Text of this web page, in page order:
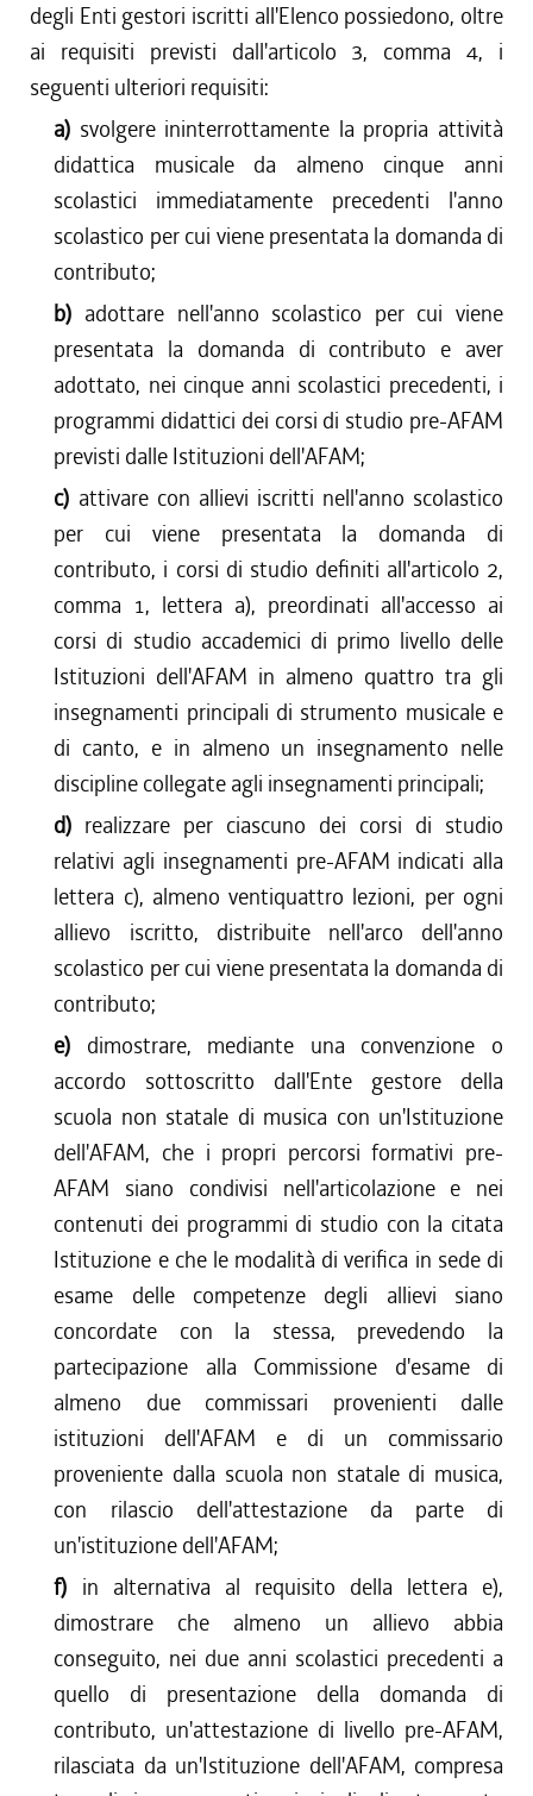
degli Enti gestori iscritti all'Elenco possiedono, oltre
ai requisiti previsti dall'articolo 3, comma 4, i
seguenti ulteriori requisiti:
a) svolgere ininterrottamente la propria attività
didattica musicale da almeno cinque anni
scolastici immediatamente precedenti l'anno
scolastico per cui viene presentata la domanda di
contributo;
b) adottare nell'anno scolastico per cui viene
presentata la domanda di contributo e aver
adottato, nei cinque anni scolastici precedenti, i
programmi didattici dei corsi di studio pre-AFAM
previsti dalle Istituzioni dell'AFAM;
c) attivare con allievi iscritti nell'anno scolastico
per cui viene presentata la domanda di
contributo, i corsi di studio definiti all'articolo 2,
comma 1, lettera a), preordinati all'accesso ai
corsi di studio accademici di primo livello delle
Istituzioni dell'AFAM in almeno quattro tra gli
insegnamenti principali di strumento musicale e
di canto, e in almeno un insegnamento nelle
discipline collegate agli insegnamenti principali;
d) realizzare per ciascuno dei corsi di studio
relativi agli insegnamenti pre-AFAM indicati alla
lettera c), almeno ventiquattro lezioni, per ogni
allievo iscritto, distribuite nell'arco dell'anno
scolastico per cui viene presentata la domanda di
contributo;
e) dimostrare, mediante una convenzione o
accordo sottoscritto dall'Ente gestore della
scuola non statale di musica con un'Istituzione
dell'AFAM, che i propri percorsi formativi pre-
AFAM siano condivisi nell'articolazione e nei
contenuti dei programmi di studio con la citata
Istituzione e che le modalità di verifica in sede di
esame delle competenze degli allievi siano
concordate con la stessa, prevedendo la
partecipazione alla Commissione d'esame di
almeno due commissari provenienti dalle
istituzioni dell'AFAM e di un commissario
proveniente dalla scuola non statale di musica,
con rilascio dell'attestazione da parte di
un'istituzione dell'AFAM;
f) in alternativa al requisito della lettera e),
dimostrare che almeno un allievo abbia
conseguito, nei due anni scolastici precedenti a
quello di presentazione della domanda di
contributo, un'attestazione di livello pre-AFAM,
rilasciata da un'Istituzione dell'AFAM, compresa